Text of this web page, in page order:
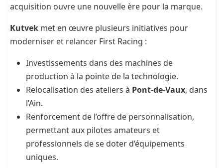
acquisition ouvre une nouvelle ère pour la marque.
Kutvek met en œuvre plusieurs initiatives pour
moderniser et relancer First Racing :
Investissements dans des machines de
production à la pointe de la technologie.
Relocalisation des ateliers à Pont-de-Vaux, dans
l’Ain.
Renforcement de l’offre de personnalisation,
permettant aux pilotes amateurs et
professionnels de se doter d’équipements
uniques.